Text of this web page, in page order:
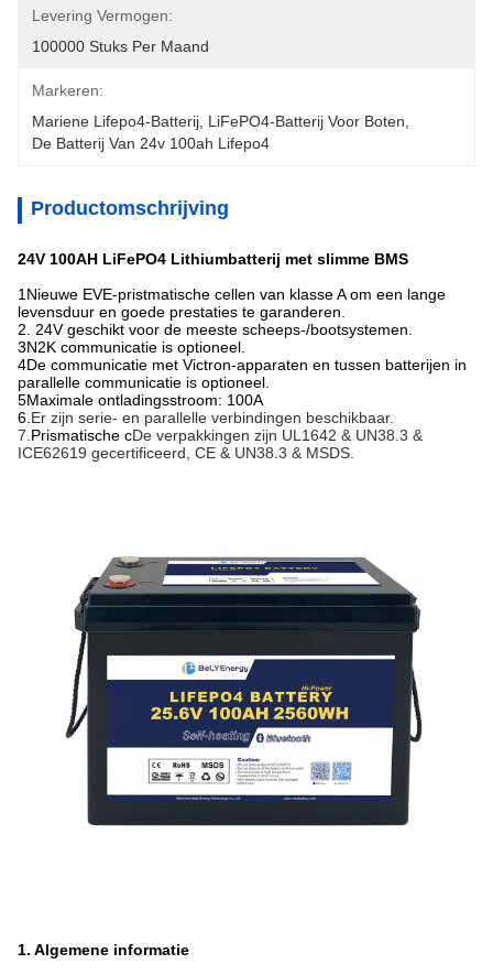
Levering Vermogen:
100000 Stuks Per Maand
Markeren:
Mariene Lifepo4-Batterij LiFePO4-Batterij Voor Boten
De Batterij Van 24v 100ah Lifepo4
Productomschrijving
24V 100AH LiFePO4 Lithiumbatterij met slimme BMS
1Nieuwe EVE-pristmatische cellen van klasse A om een lange
levensduur en goede prestaties te garanderen.
2. 24V geschikt voor de meeste scheeps-/bootsystemen.
3N2K communicatie is optioneel.
4De communicatie met Victron-apparaten en tussen batterijen in
parallelle communicatie is optioneel.
5Maximale ontladingsstroom: 100A
6. Er zijn serie- en parallelle verbindingen beschikbaar.
7. Prismatische cDe verpakkingen zijn UL1642 & UN38.3 &
ICE62619 gecertificeerd, CE & UN38.3 & MSDS.
1. Algemene informatie